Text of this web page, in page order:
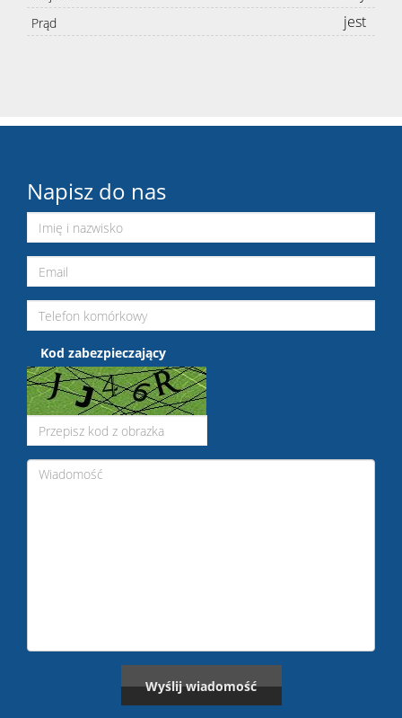
Prąd jest
Napisz do nas
Kod zabezpieczający